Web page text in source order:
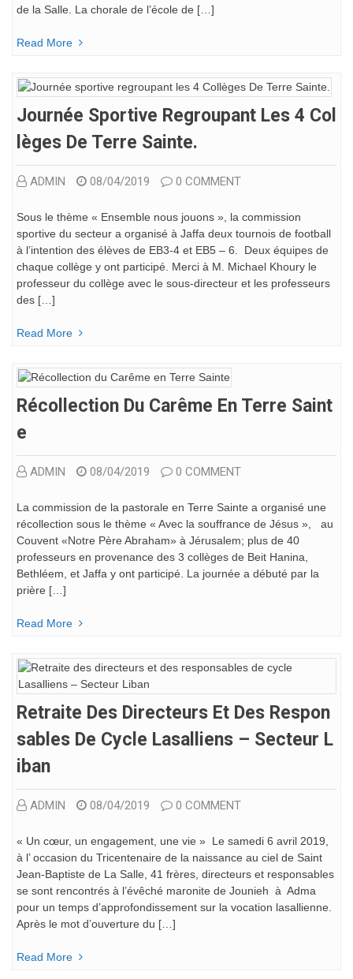
de la Salle. La chorale de l’école de […]
Read More
Journée Sportive Regroupant Les 4 Col
Lèges De Terre Sainte.
ADMIN 08/04/2019 0 COMMENT
Sous le thème « Ensemble nous jouons », la commission
sportive du secteur a organisé à Jaffa deux tournois de football
à l’intention des élèves de EB3-4 et EB5 – 6. Deux équipes de
chaque collège y ont participé. Merci à M. Michael Khoury le
professeur du collège avec le sous-directeur et les professeurs
des […]
Read More
Récollection Du Carême En Terre Saint
E
ADMIN 08/04/2019 0 COMMENT
La commission de la pastorale en Terre Sainte a organisé une
récollection sous le thème « Avec la souffrance de Jésus », au
Couvent «Notre Père Abraham» à Jérusalem; plus de 40
professeurs en provenance des 3 collèges de Beit Hanina,
Bethléem, et Jaffa y ont participé. La journée a débuté par la
prière […]
Read More
Retraite Des Directeurs Et Des Respon
Sables De Cycle Lasalliens – Secteur L
Iban
ADMIN 08/04/2019 0 COMMENT
« Un cœur, un engagement, une vie » Le samedi 6 avril 2019,
à l’ occasion du Tricentenaire de la naissance au ciel de Saint
Jean-Baptiste de La Salle, 41 frères, directeurs et responsables
se sont rencontrés à l’évêché maronite de Jounieh à Adma
pour un temps d’approfondissement sur la vocation lasallienne.
Après le mot d’ouverture du […]
Read More